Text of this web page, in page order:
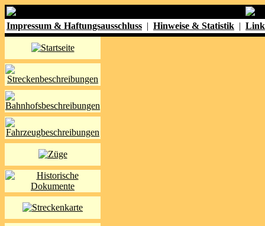
Impressum & Haftungsausschluss | Hinweise & Statistik |